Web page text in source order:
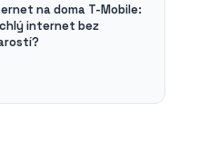
na doma T-Mobile:
internet bez